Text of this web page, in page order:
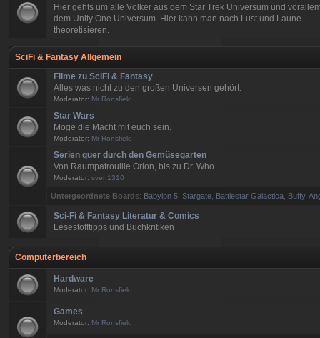
Hier gehts um alle Völker aus dem Star Trek Universum und
dem Unity One Universum. Hier kann man nach Lust und Laune
theoretisieren.
SciFi & Fantasy Allgemein
Filme zu SciFi & Fantasy
Alles was nicht zu den großen Universen gehört.
Moderator: Mr Ronsfield
Star Wars
Möge die Macht mit euch sein.
Moderator: Mr Ronsfield
Serien quer durch den Gemüsegarten
Von Raumpatroullie Orion, bis zu Dr. Who
Moderator: sven1310
Untergeordnete Boards: Babylon 5 ,Stargate Battlestar Galactica Buffy,
Sci-Fi & Fantasy Literatur & Comics
Lesestofftipps und Buchkritiken
Computerbereich
Hardware
Moderator: Mr Ronsfield
Games
Moderator: Mr Ronsfield